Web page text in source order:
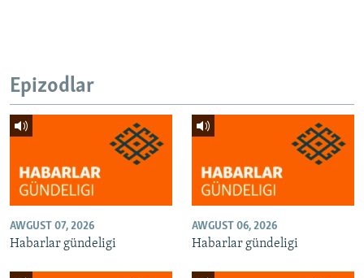
Epizodlar
AWGUST 07, 2026
Habarlar gündeligi
AWGUST 06, 2026
Habarlar gündeligi